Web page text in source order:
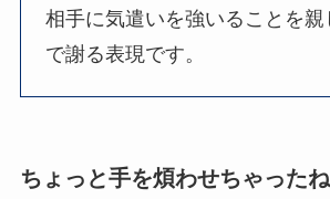
相手に気遣いを強いることを親
で謝る表現です。
ちょっと手を煩わせちゃったね